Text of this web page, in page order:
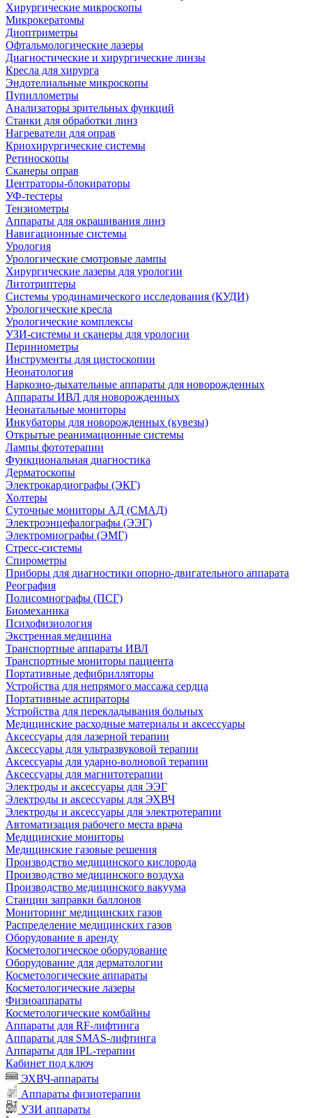
Хирургические микроскопы
Микрокератомы
Диоптриметры
Офтальмологические лазеры
Диагностические и хирургические линзы
Кресла для хирурга
Эндотелиальные микроскопы
Пупиллометры
Анализаторы зрительных функций
Станки для обработки линз
Нагреватели для оправ
Криохирургические системы
Ретиноскопы
Сканеры оправ
Центраторы-блокираторы
УФ-тестеры
Тензиометры
Аппараты для окрашивания линз
Навигационные системы
Урология
Урологические смотровые лампы
Хирургические лазеры для урологии
Литотриптеры
Системы уродинамического исследования (КУДИ)
Урологические кресла
Урологические комплексы
УЗИ-системы и сканеры для урологии
Периниометры
Инструменты для цистоскопии
Неонатология
Наркозно-дыхательные аппараты для новорожденных
Аппараты ИВЛ для новорожденных
Неонатальные мониторы
Инкубаторы для новорожденных (кувезы)
Открытые реанимационные системы
Лампы фототерапии
Функциональная диагностика
Дерматоскопы
Электрокардиографы (ЭКГ)
Холтеры
Суточные мониторы АД (СМАД)
Электроэнцефалографы (ЭЭГ)
Электромиографы (ЭМГ)
Стресс-системы
Спирометры
Приборы для диагностики опорно-двигательного аппарата
Реография
Полисомнографы (ПСГ)
Биомеханика
Психофизиология
Экстренная медицина
Транспортные аппараты ИВЛ
Транспортные мониторы пациента
Портативные дефибрилляторы
Устройства для непрямого массажа сердца
Портативные аспираторы
Устройства для перекладывания больных
Медицинские расходные материалы и аксессуары
Аксессуары для лазерной терапии
Аксессуары для ультразвуковой терапии
Аксессуары для ударно-волновой терапии
Аксессуары для магнитотерапии
Электроды и аксессуары для ЭЭГ
Электроды и аксессуары для ЭХВЧ
Электроды и аксессуары для электротерапии
Автоматизация рабочего места врача
Медицинские мониторы
Медицинские газовые решения
Производство медицинского кислорода
Производство медицинского воздуха
Производство медицинского вакуума
Станции заправки баллонов
Мониторинг медицинских газов
Распределение медицинских газов
Оборудование в аренду
Косметологическое оборудование
Оборудование для дерматологии
Косметологические аппараты
Косметологические лазеры
Физиоаппараты
Косметологические комбайны
Аппараты для RF-лифтинга
Аппараты для SMAS-лифтинга
Аппараты для IPL-терапии
Кабинет под ключ
ЭХВЧ-аппараты
Аппараты физиотерапии
УЗИ аппараты